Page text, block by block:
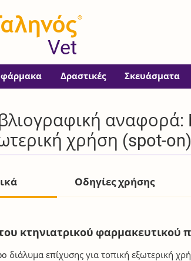
®
Vet
φάρμακα Δραστικές Σκευάσματα
αναφορά:
χρήση (spot-
Οδηγίες χρήσης
κτηνιατρικού φαρμακευτικού
διάλυμα επίχυσης για τοπική εξωτερική